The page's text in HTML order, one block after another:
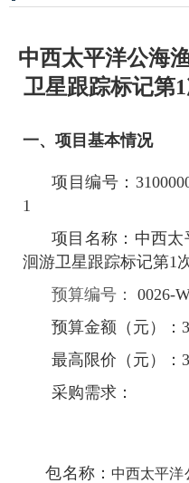
中西太平洋公海
卫星跟踪标记第
一、项目基本情况
项目编号：
1
项目名称： 中西太
洄游卫星跟踪标记第1
预算编号：
0026-
预算金额（元）：
最高限价（元）：
采购需求：
包名称： 中西太平洋